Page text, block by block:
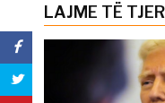
LAJME TË